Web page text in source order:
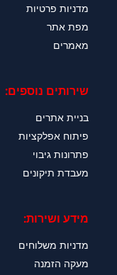
מדניות פרטיות
מפת אתר
מאמרים
שירותים נוספים:
בניית אתרים
פיתוח אפלקציות
פתרונות גיבוי
מעבדת תיקונים
מידע ושירות:
מדניות משלוחים
מעקה הזמנה